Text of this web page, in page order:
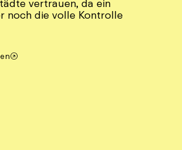
vertrauen, da ein
noch die volle Kontrolle